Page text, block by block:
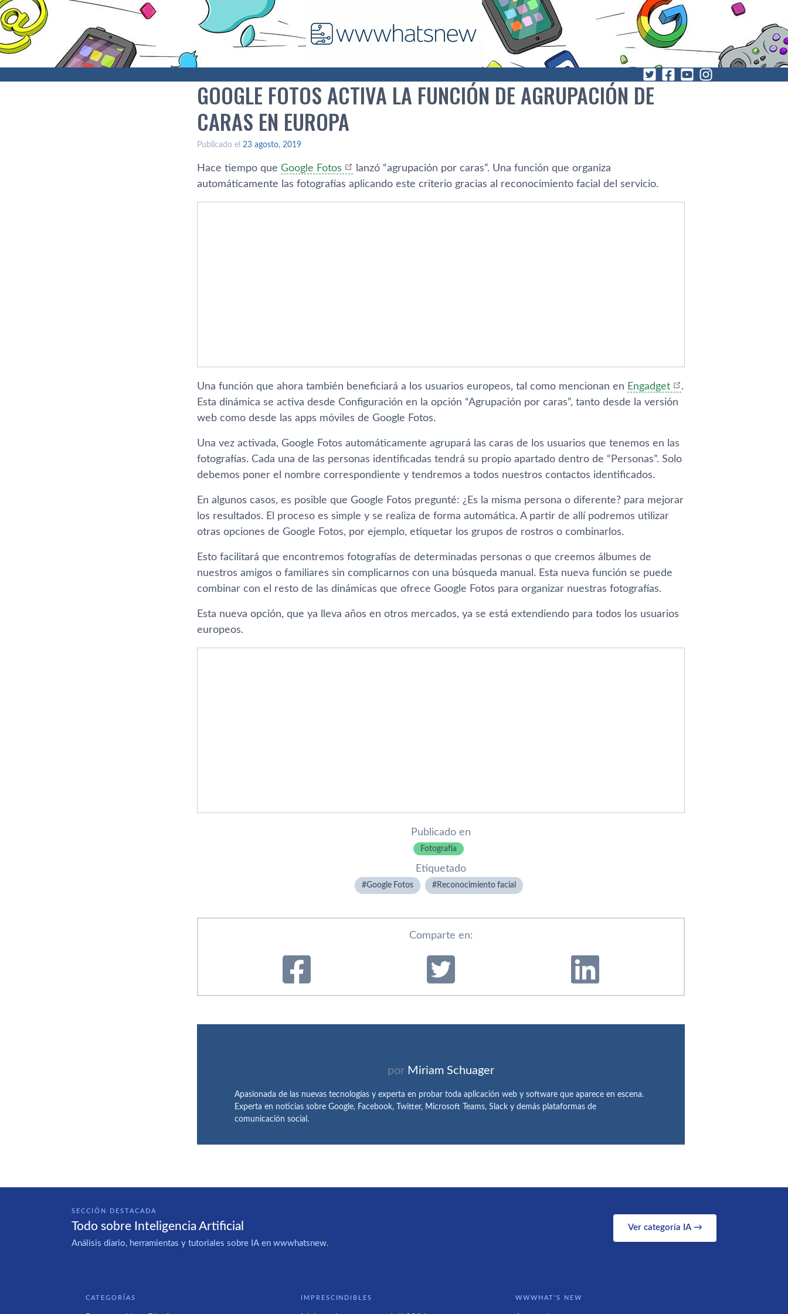
GOOGLE FOTOS ACTIVA LA FUNCIÓN DE AGRUPACIÓN DE
CARAS EN EUROPA
Publicado el 23 agosto, 2019
Hace tiempo que Google Fotos
lanzó “agrupación por caras”. Una función que organiza
automáticamente las fotografías aplicando este criterio gracias al reconocimiento facial del servicio.
Una función que ahora también beneficiará a los usuarios europeos, tal como mencionan en Engadget
.
Esta dinámica se activa desde Configuración en la opción “Agrupación por caras”, tanto desde la versión
web como desde las apps móviles de Google Fotos.
Una vez activada, Google Fotos automáticamente agrupará las caras de los usuarios que tenemos en las
fotografías. Cada una de las personas identificadas tendrá su propio apartado dentro de “Personas”. Solo
debemos poner el nombre correspondiente y tendremos a todos nuestros contactos identificados.
En algunos casos, es posible que Google Fotos pregunté: ¿Es la misma persona o diferente? para mejorar
los resultados. El proceso es simple y se realiza de forma automática. A partir de allí podremos utilizar
otras opciones de Google Fotos, por ejemplo, etiquetar los grupos de rostros o combinarlos.
Esto facilitará que encontremos fotografías de determinadas personas o que creemos álbumes de
nuestros amigos o familiares sin complicarnos con una búsqueda manual. Esta nueva función se puede
combinar con el resto de las dinámicas que ofrece Google Fotos para organizar nuestras fotografías.
Esta nueva opción, que ya lleva años en otros mercados, ya se está extendiendo para todos los usuarios
europeos.
Publicado en
Fotografí­a
Etiquetado
Google Fotos Reconocimiento facial
Comparte en:
por Miriam Schuager
Apasionada de las nuevas tecnologías y experta en probar toda aplicación web y software que aparece en escena.
Experta en noticias sobre Google, Facebook, Twitter, Microsoft Teams, Slack y demás plataformas de
comunicación social.
SECCIÓN DESTACADA
Todo sobre Inteligencia Artificial
Análisis diario, herramientas y tutoriales sobre IA en wwwhatsnew.
Ver categoría IA →
CATEGORÍAS IMPRESCINDIBLES WWWHAT'S NEW